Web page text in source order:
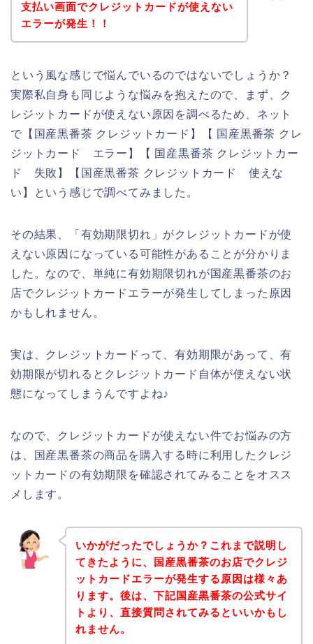
支払い画面でクレジットカードが使えない
エラーが発生！！
という風な感じで悩んでいるのではないでしょうか？
実際私自身も同じような悩みを抱えたので、まず、ク
レジットカードが使えない原因を調べるため、ネット
で【国産黒番茶 クレジットカード】【 国産黒番茶 クレ
ジットカード エラー】【 国産黒番茶 クレジットカー
ド 失敗】【国産黒番茶 クレジットカード 使えな
い】という感じで調べてみました。
その結果、「有効期限切れ」がクレジットカードが使
えない原因になっている可能性があることが分かりま
した。なので、単純に有効期限切れが国産黒番茶のお
店でクレジットカードエラーが発生してしまった原因
かもしれません。
実は、クレジットカードって、有効期限があって、有
効期限が切れるとクレジットカード自体が使えない状
態になってしまうんですよね♪
なので、クレジットカードが使えない件でお悩みの方
は、国産黒番茶の商品を購入する時に利用したクレジ
ットカードの有効期限を確認されてみることをオスス
メします。
いかがだったでしょうか？これまで説明し
てきたように、国産黒番茶のお店でクレジ
ットカードエラーが発生する原因は様々あ
ります。後は、下記国産黒番茶の公式サイ
トより、直接質問されてみるといいかもし
れません。